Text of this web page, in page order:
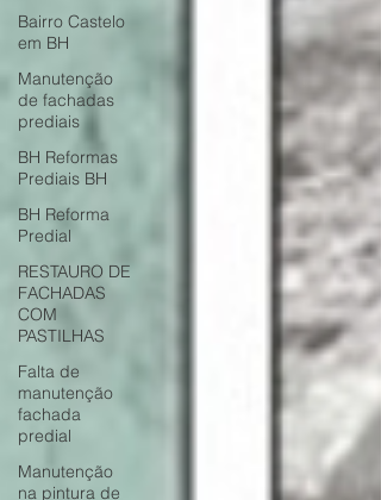
Bairro Castelo
em BH
Manutenção
de fachadas
prediais
BH Reformas
Prediais BH
BH Reforma
Predial
RESTAURO DE
FACHADAS
COM
PASTILHAS
Falta de
manutenção
fachada
predial
Manutenção
na pintura de